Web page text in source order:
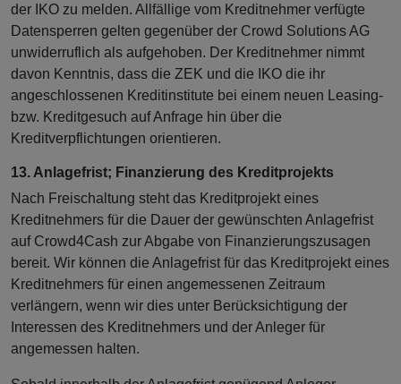
der IKO zu melden. Allfällige vom Kreditnehmer verfügte
Datensperren gelten gegenüber der Crowd Solutions AG
unwiderruflich als aufgehoben. Der Kreditnehmer nimmt
davon Kenntnis, dass die ZEK und die IKO die ihr
angeschlossenen Kreditinstitute bei einem neuen Leasing-
bzw. Kreditgesuch auf Anfrage hin über die
Kreditverpflichtungen orientieren.
13. Anlagefrist; Finanzierung des Kreditprojekts
Nach Freischaltung steht das Kreditprojekt eines
Kreditnehmers für die Dauer der gewünschten Anlagefrist
auf Crowd4Cash zur Abgabe von Finanzierungszusagen
bereit. Wir können die Anlagefrist für das Kreditprojekt eines
Kreditnehmers für einen angemessenen Zeitraum
verlängern, wenn wir dies unter Berücksichtigung der
Interessen des Kreditnehmers und der Anleger für
angemessen halten.